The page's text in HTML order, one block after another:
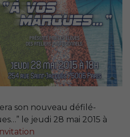
son nouveau défilé-
le jeudi 28 mai 2015 à